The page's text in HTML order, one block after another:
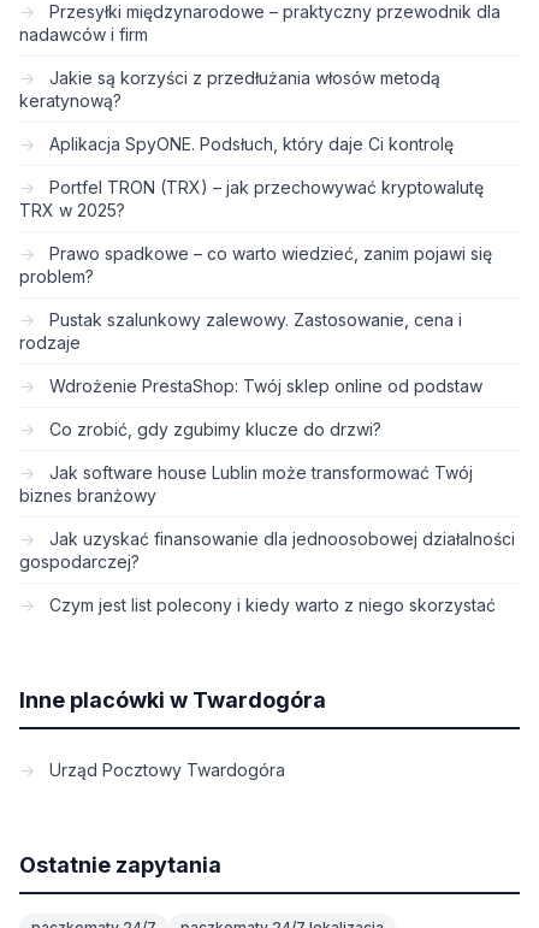
Przesyłki międzynarodowe – praktyczny przewodnik dla
nadawców i firm
Jakie są korzyści z przedłużania włosów metodą
keratynową?
Aplikacja SpyONE. Podsłuch, który daje Ci kontrolę
Portfel TRON (TRX) – jak przechowywać kryptowalutę
TRX w 2025?
Prawo spadkowe – co warto wiedzieć, zanim pojawi się
problem?
Pustak szalunkowy zalewowy. Zastosowanie, cena i
rodzaje
Wdrożenie PrestaShop: Twój sklep online od podstaw
Co zrobić, gdy zgubimy klucze do drzwi?
Jak software house Lublin może transformować Twój
biznes branżowy
Jak uzyskać finansowanie dla jednoosobowej działalności
gospodarczej?
Czym jest list polecony i kiedy warto z niego skorzystać
Inne placówki w Twardogóra
Urząd Pocztowy Twardogóra
Ostatnie zapytania